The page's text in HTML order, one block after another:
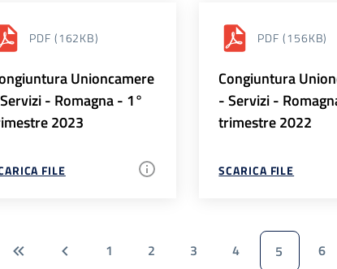
PDF (162KB)
Unioncamere
- Romagna - 1°
2023
FILE
PDF (156KB)
Congiuntura
- Servizi -
trimestre 2022
SCARICA FILE
1 2 3 4 5 6